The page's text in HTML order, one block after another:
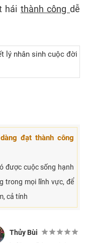
hái thành côngdễ
lý nhân sinh cuộc đời
đạt thành công
được cuộc sống hạnh
trong mọi lĩnh vực, để
cả tính
Thủy Bùi